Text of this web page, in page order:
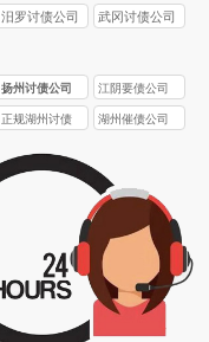
汨罗讨债公司 武冈讨债公司
扬州讨债公司 江阴要债公司
正规湖州讨债
湖州催债公司